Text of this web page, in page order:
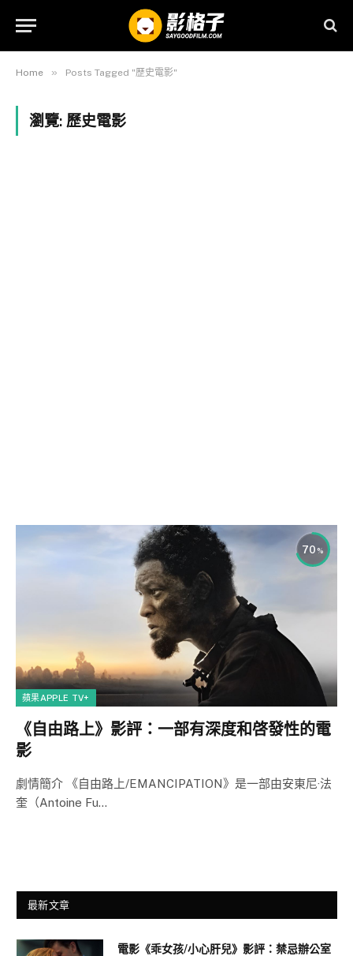
Home » Posts Tagged "歷史電影"
瀏覽: 歷史電影
70
蘋果APPLE TV+
《自由路上》影評：一部有深度和啓發性的電
影
劇情簡介 《自由路上/EMANCIPATION》是一部由安東尼·法
奎（Antoine Fu…
最新文章
電影《乖女孩/小心肝兒》影評：禁忌辦公室